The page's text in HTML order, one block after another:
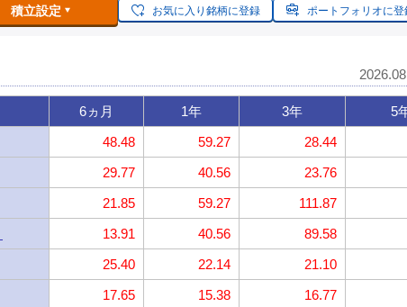
積立設定 お気に入り銘柄に登録 ポートフォリオに登
6ヵ月 1年 3年
5
48.48 59.27
28.44
29.77 40.56
23.76
21.85 59.27
111.87
13.91 40.56
89.58
25.40 22.14
21.10
17.65 15.38 16.77